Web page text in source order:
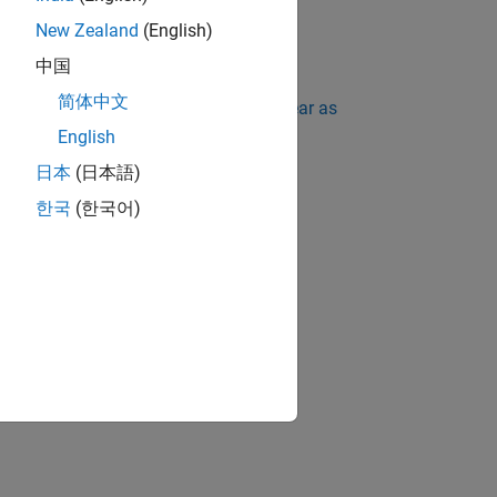
Standard Violations Do Not Appear as
New Zealand (English)
中国
简体中文
English
日本 (日本語)
한국 (한국어)